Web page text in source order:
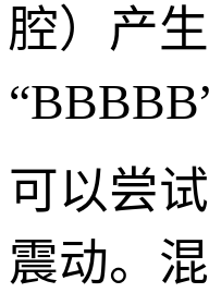
腔）产
可以尝
震动。